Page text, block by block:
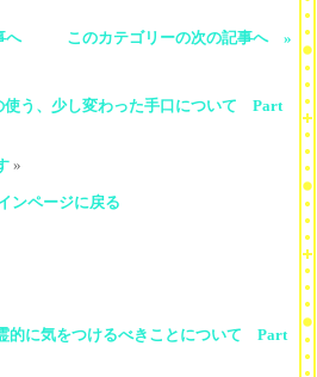
へ このカテゴリーの次の記事へ »
う、少し変わった手口について Part
»
ンページに戻る
的に気をつけるべきことについて Part